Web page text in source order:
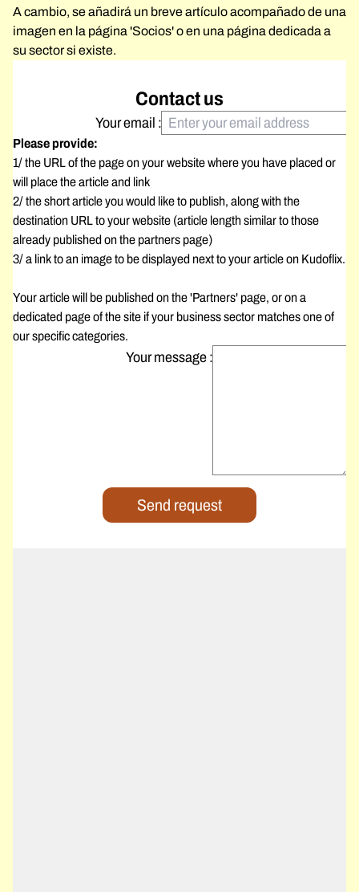
A cambio, se añadirá un breve artículo acompañado de una
imagen en la página 'Socios' o en una página dedicada a
su sector si existe.